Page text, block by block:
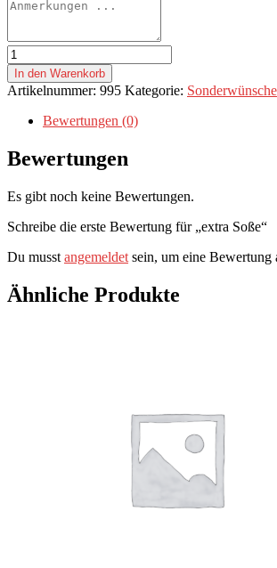
extra
Soße
Menge
In den Warenkorb
Artikelnummer: 995 Kategorie: Sonderwünsche
Bewertungen (0)
Bewertungen
Es gibt noch keine Bewertungen.
Schreibe die erste Bewertung für „extra Soße“
Du musst angemeldet sein, um eine Bewertung
Ähnliche Produkte